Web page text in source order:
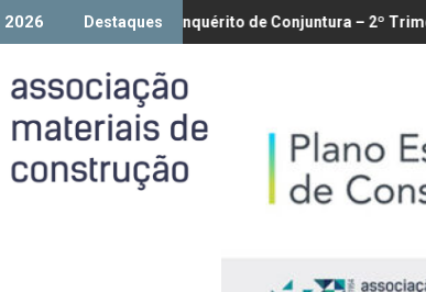
Destaques
Pedido de contributos até 18/8
Inquérito de Conjuntura – 2º Trimestre 2026